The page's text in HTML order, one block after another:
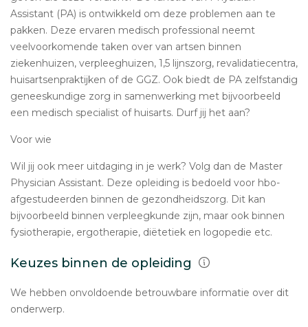
Assistant (PA) is ontwikkeld om deze problemen aan te
pakken. Deze ervaren medisch professional neemt
veelvoorkomende taken over van artsen binnen
ziekenhuizen, verpleeghuizen, 1,5 lijnszorg, revalidatiecentra,
huisartsenpraktijken of de GGZ. Ook biedt de PA zelfstandig
geneeskundige zorg in samenwerking met bijvoorbeeld
een medisch specialist of huisarts. Durf jij het aan?
Voor wie
Wil jij ook meer uitdaging in je werk? Volg dan de Master
Physician Assistant. Deze opleiding is bedoeld voor hbo-
afgestudeerden binnen de gezondheidszorg. Dit kan
bijvoorbeeld binnen verpleegkunde zijn, maar ook binnen
fysiotherapie, ergotherapie, diëtetiek en logopedie etc.
Keuzes binnen de opleiding
We hebben onvoldoende betrouwbare informatie over dit
onderwerp.